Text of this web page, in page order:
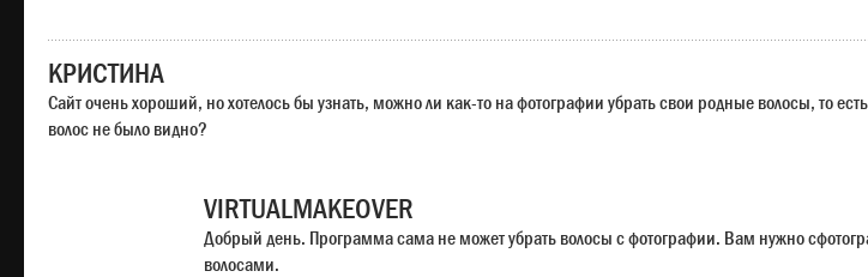
КРИСТИНА
Сайт очень хороший, но хотелось бы узнать, можно ли как-то на фотографии убрать свои родные волосы, то
волос не было видно?
VIRTUALMAKEOVER
Добрый день. Программа сама не может убрать волосы с фотографии. Вам нужно
волосами.